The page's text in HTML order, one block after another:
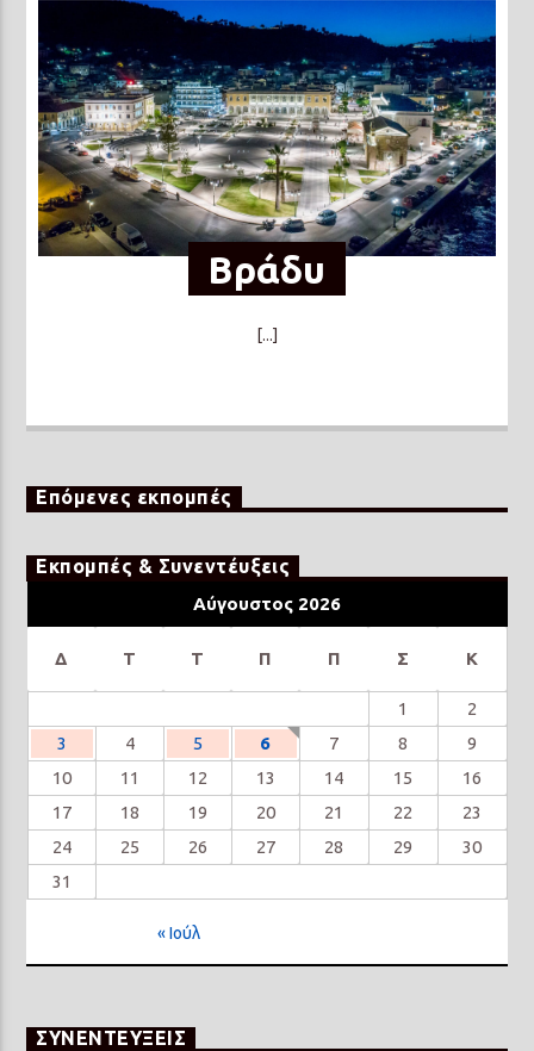
Βράδυ
[...]
Επόμενες εκπομπές
Εκπομπές & Συνεντέυξεις
Αύγουστος 2026
Δ Τ Τ Π Π Σ Κ
1
2
3
4 5 6 7 8
9
10
11 12 13 14 15
16
17
18 19 20 21 22
23
24
25 26 27 28 29
30
31
« Ιούλ
ΣΥΝΕΝΤΕΥΞΕΙΣ